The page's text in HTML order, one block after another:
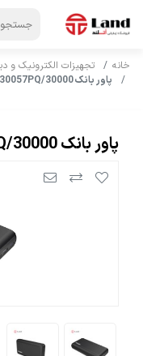
خانه تجهیزات الکترونیک و
پاور بانک ENERGIZER/UE30057PQ/30000
پاور بانک ENERGIZER/UE30057PQ/30000